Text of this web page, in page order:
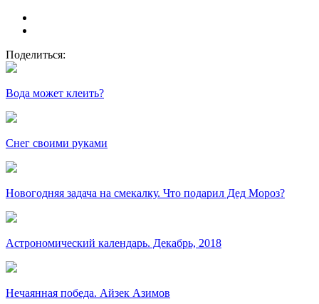
Поделиться:
Вода может клеить?
Снег своими руками
Новогодняя задача на смекалку. Что подарил Дед Мороз?
Астрономический календарь. Декабрь, 2018
Нечаянная победа. Айзек Азимов